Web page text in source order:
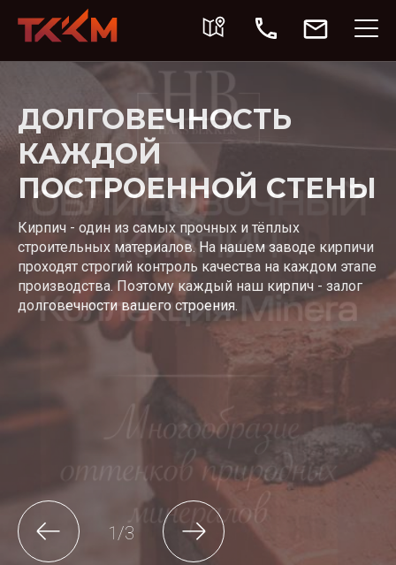
ДОЛГОВЕЧНОСТЬ
КАЖДОЙ
ПОСТРОЕННОЙ СТЕНЫ
Кирпич - один из самых прочных и тёплых
строительных материалов. На нашем заводе кирпичи
проходят строгий контроль качества на каждом этапе
производства. Поэтому каждый наш кирпич - залог
долговечности вашего строения.
2 /3